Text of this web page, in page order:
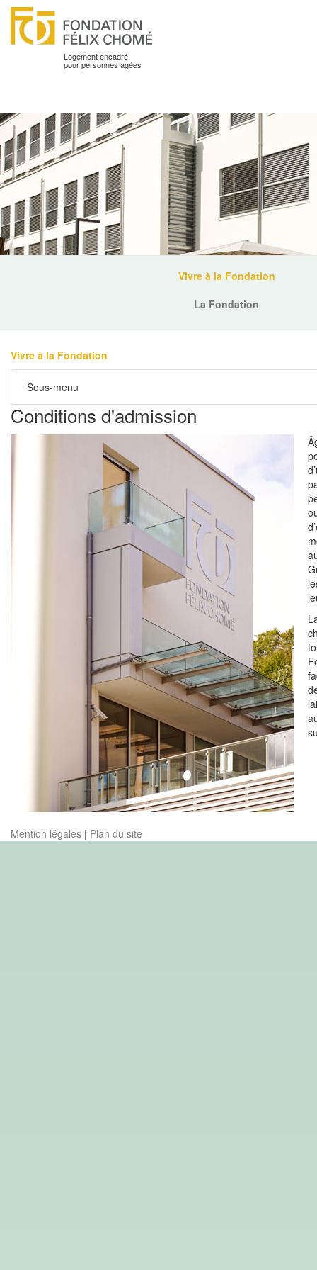
Logement encadré
pour personnes agées
Vivre à la Fondation
La Fondation
Vivre à la Fondation
Sous-menu
Conditions d'admission
Mention légales | Plan du site